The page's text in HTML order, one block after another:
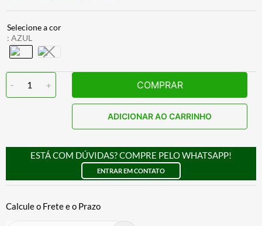
: AZUL
- 1 + COMPRAR
ADICIONAR AO CARRINHO
ESTÁ COM DÚVIDAS? COMPRE PELO WHATSAPP!
ENTRAR EM CONTATO